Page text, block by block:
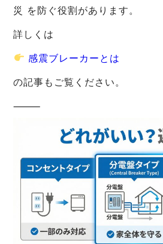
災 を防ぐ役割があります。
詳しくは
感震ブレーカーとは
の記事もご覧ください。
⸻